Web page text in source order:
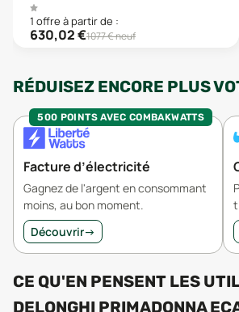
1 offre à partir de :
630,02€1077€ neuf
RÉDUISEZ ENCORE PLUS
500 POINTS AVEC COMBAKWATTS
Facture d’électricité
Gagnez de l'argent en consommant
moins, au bon moment.
Découvrir→
CE QU'EN PENSENT LES
DELONGHI PRIMADONNA